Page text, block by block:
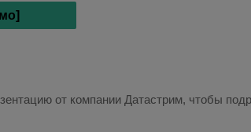
от компании Датастрим, чтобы